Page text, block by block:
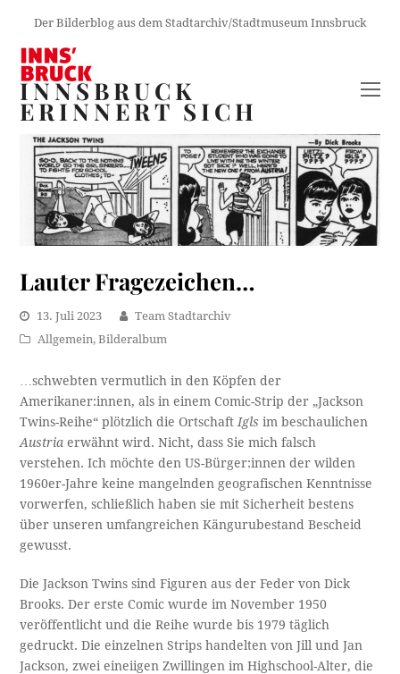
Der Bilderblog aus dem Stadtarchiv/Stadtmuseum Innsbruck
INNSBRUCK
ERINNERT SICH
Lauter Fragezeichen…
13. Juli 2023
Team Stadtarchiv
Allgemein,Bilderalbum
…schwebten vermutlich in den Köpfen der
Amerikaner:innen, als in einem Comic-Strip der „Jackson
Twins-Reihe“ plötzlich die Ortschaft Igls im beschaulichen
Austriaerwähnt wird. Nicht, dass Sie mich falsch
verstehen. Ich möchte den US-Bürger:innen der wilden
1960er-Jahre keine mangelnden geografischen Kenntnisse
vorwerfen, schließlich haben sie mit Sicherheit bestens
über unseren umfangreichen Kängurubestand Bescheid
gewusst.
Die Jackson Twins sind Figuren aus der Feder von Dick
Brooks. Der erste Comic wurde im November 1950
veröffentlicht und die Reihe wurde bis 1979 täglich
gedruckt. Die einzelnen Strips handelten von Jill und Jan
Jackson, zwei eineiigen Zwillingen im Highschool-Alter, die